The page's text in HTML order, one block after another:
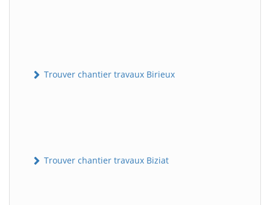
Trouver chantier travaux Birieux
Trouver chantier travaux Biziat